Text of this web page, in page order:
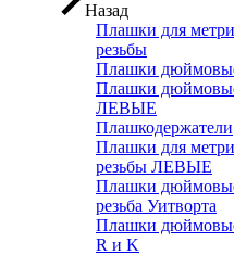
Назад
Плашки для
резьбы
Плашки
Плашки
ЛЕВЫЕ
Плашкодержатели
Плашки для
резьбы ЛЕВЫЕ
Плашки
резьба Уитворта
Плашки
R и K